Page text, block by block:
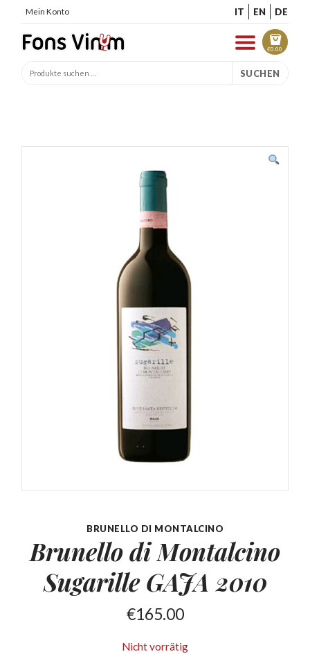
Mein Konto IT EN DE
€0.00
SUCHEN
BRUNELLO DI MONTALCINO
Brunello di Montalcino
Sugarille GAJA 2010
€165.00
Nicht vorrätig